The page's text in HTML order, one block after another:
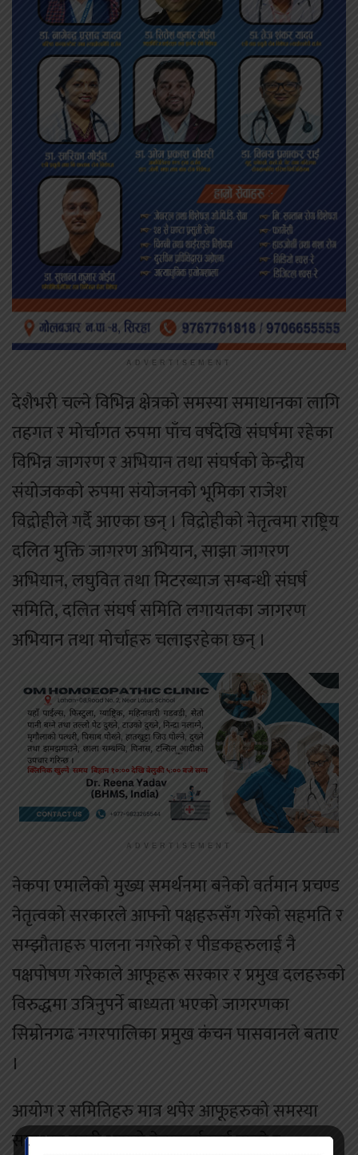
ADVERTISEMENT
देशैभरी चल्ने विभिन्न क्षेत्रको समस्या समाधानका लागि
तहगत र मोर्चागत रुपमा पाँच वर्षदेखि संघर्षमा रहेका
विभिन्न जागरण र अभियान तथा संघर्षको केन्द्रीय
संयोजकको रुपमा संयोजनको भूमिका राजेश
विद्रोहीले गर्दै आएका छन् । विद्रोहीको नेतृत्वमा राष्ट्रिय
दलित मुक्ति जागरण अभियान, साझा जागरण
अभियान, लघुवित तथा मिटरब्याज सम्बन्धी संघर्ष
समिति, दलित संघर्ष समिति लगायतका जागरण
अभियान तथा मोर्चाहरु चलाइरहेका छन् ।
ADVERTISEMENT
नेकपा एमालेको मुख्य समर्थनमा बनेको वर्तमान प्रचण्ड
नेतृत्वको सरकारले आफ्नो पक्षहरुसँग गरेको सहमति र
सम्झौताहरु पालना नगरेको र पीडकहरुलाई नै
पक्षपोषण गरेकाले आफूहरू सरकार र प्रमुख दलहरुको
विरुद्धमा उत्रिनुपर्ने बाध्यता भएको जागरणका
सिम्रोनगढ नगरपालिका प्रमुख कंचन पासवानले बताए
।
आयोग र समितिहरु मात्र थपेर आफूहरुको समस्या
समाधान नगरी आफ्नो नेताकार्यकर्ता पाल्ने र